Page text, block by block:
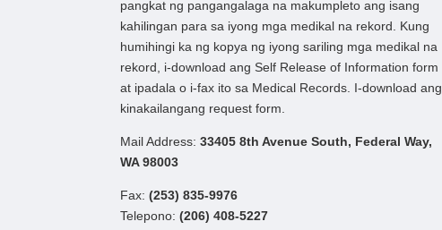
pangkat ng pangangalaga na makumpleto ang isang
kahilingan para sa iyong mga medikal na rekord. Kung
humihingi ka ng kopya ng iyong sariling mga medikal na
rekord, i-download ang Self Release of Information form
at ipadala o i-fax ito sa Medical Records. I-download ang
kinakailangang request form.
Mail Address:33405 8th Avenue South, Federal Way,
WA 98003
Fax:(253) 835-9976
Telepono:(206) 408-5227